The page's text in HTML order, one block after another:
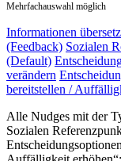
Mehrfachauswahl möglich
Informationen
(Feedback) Sozialen
(Default)
verändern
bereitstellen /
Alle Nudges mit der
Sozialen